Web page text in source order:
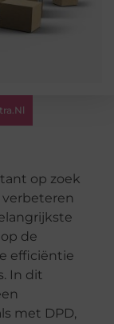
op zoek
de
efficiëntie
In dit
met DPD,